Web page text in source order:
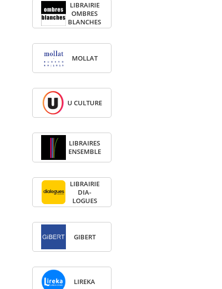
LIBRAI­RIE
OMBRES
BLANCHES
MOL­LAT
U CULTURE
LIBRAIRES
ENSEMBLE
LIBRAI­RIE
DIA­
LOGUES
GIBERT
LIREKA